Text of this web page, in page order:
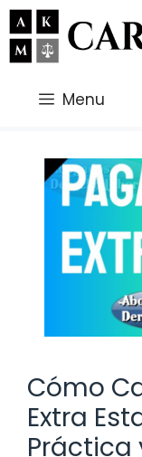
Saltar
al
contenido
Menu
Cómo
Extra
Práctica